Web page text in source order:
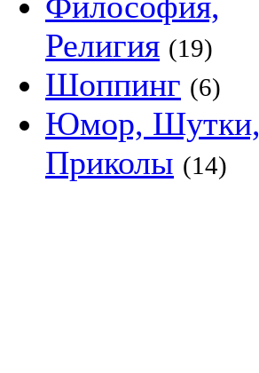
Религия (19)
Шоппинг (6)
Юмор, Шутки,
Приколы (14)